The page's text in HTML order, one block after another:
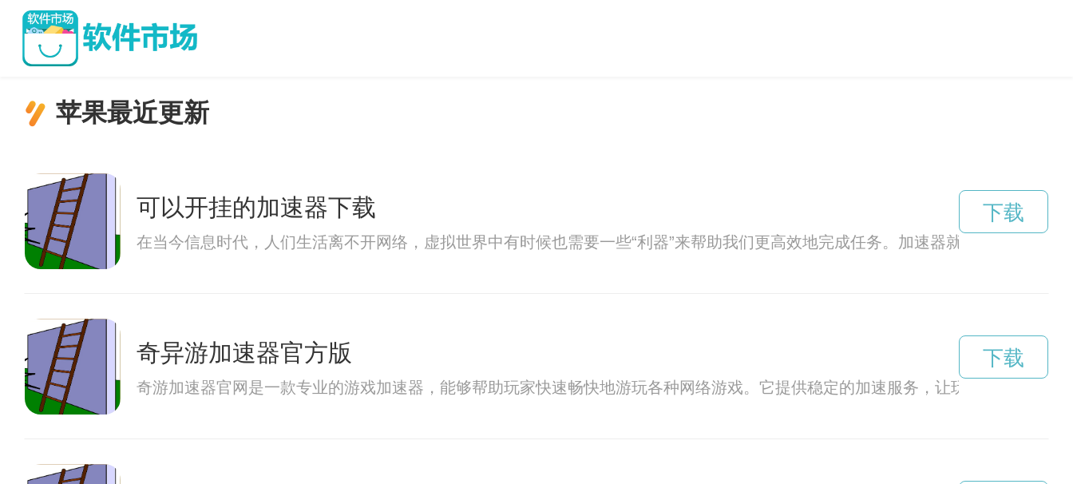
苹果最近更新
可以开挂的加速器下载
在当今信息时代，人们生活离不开网络，虚拟世界中有时候也需要一些“利器”来帮助我们更高效地完成任务。加速器就是其中一种
下载
奇异游加速器官方版
奇游加速器官网是一款专业的游戏加速器，能够帮助玩家快速畅快地游玩各种网络游戏。它提供稳定的加速服务，让玩家不再担心游
下载